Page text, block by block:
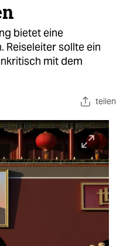
bietet eine
Reiseleiter sollte ein
mit dem
teilen